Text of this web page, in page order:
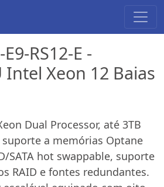
RS12-E -
Xeon 12 Baias
Dual Processor, até 3TB
a memórias Optane
SATA hot swappable, suporte
RAID e fontes redundantes.